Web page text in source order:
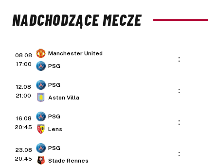
NADCHODZĄCE MECZE
08.08
17:00
Manchester United
PSG
:
12.08
21:00
PSG
Aston Villa
:
16.08
20:45
PSG
Lens
:
23.08
20:45
PSG
Stade Rennes
: